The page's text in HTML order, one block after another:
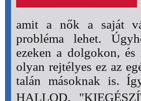
amit a nők a saját
probléma lehet.
ezeken a dolgokon,
olyan rejtélyes ez az
talán másoknak is.
HALLOD,